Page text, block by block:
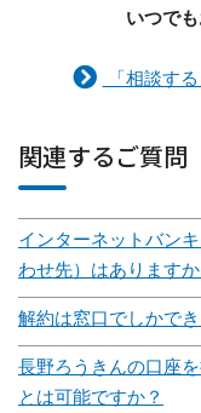
いつで
「相談す
関連するご質問
インターネットバン
わせ先）はありますか
解約は窓口でしかで
長野ろうきんの口座
とは可能ですか？